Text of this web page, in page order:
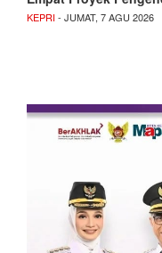
KEPRI- JUMAT, 7 AGU 2026